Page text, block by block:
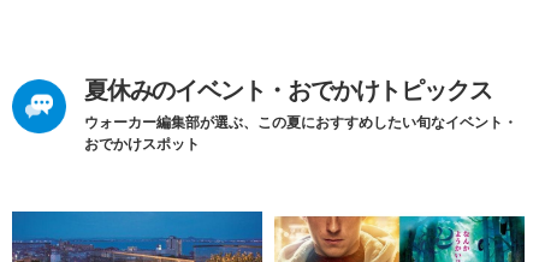
夏休みのイベント・おでかけトピックス
ウォーカー編集部が選ぶ、この夏におすすめしたい旬なイベント・
おでかけスポット